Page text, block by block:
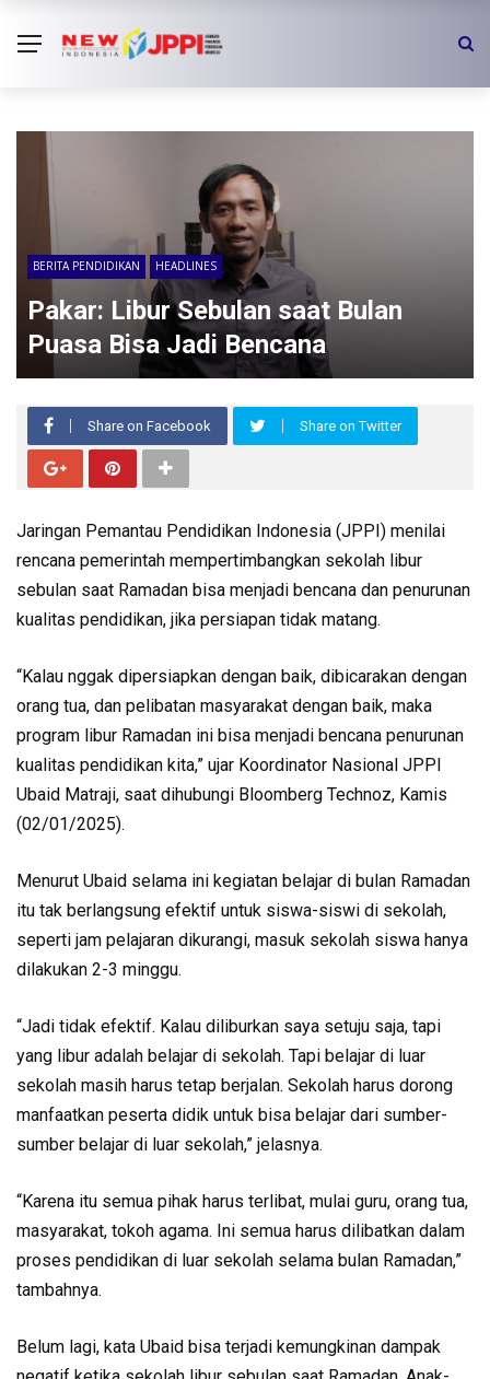
BERITA PENDIDIKAN HEADLINES
Pakar: Libur Sebulan saat Bulan
Puasa Bisa Jadi Bencana
Share on Facebook Share on Twitter
Jaringan Pemantau Pendidikan Indonesia (JPPI) menilai
rencana pemerintah mempertimbangkan sekolah libur
sebulan saat Ramadan bisa menjadi bencana dan penurunan
kualitas pendidikan, jika persiapan tidak matang.
“Kalau nggak dipersiapkan dengan baik, dibicarakan dengan
orang tua, dan pelibatan masyarakat dengan baik, maka
program libur Ramadan ini bisa menjadi bencana penurunan
kualitas pendidikan kita,” ujar Koordinator Nasional JPPI
Ubaid Matraji, saat dihubungi Bloomberg Technoz, Kamis
(02/01/2025).
Menurut Ubaid selama ini kegiatan belajar di bulan Ramadan
itu tak berlangsung efektif untuk siswa-siswi di sekolah,
seperti jam pelajaran dikurangi, masuk sekolah siswa hanya
dilakukan 2-3 minggu.
“Jadi tidak efektif. Kalau diliburkan saya setuju saja, tapi
yang libur adalah belajar di sekolah. Tapi belajar di luar
sekolah masih harus tetap berjalan. Sekolah harus dorong
manfaatkan peserta didik untuk bisa belajar dari sumber-
sumber belajar di luar sekolah,” jelasnya.
“Karena itu semua pihak harus terlibat, mulai guru, orang tua,
masyarakat, tokoh agama. Ini semua harus dilibatkan dalam
proses pendidikan di luar sekolah selama bulan Ramadan,”
tambahnya.
Belum lagi, kata Ubaid bisa terjadi kemungkinan dampak